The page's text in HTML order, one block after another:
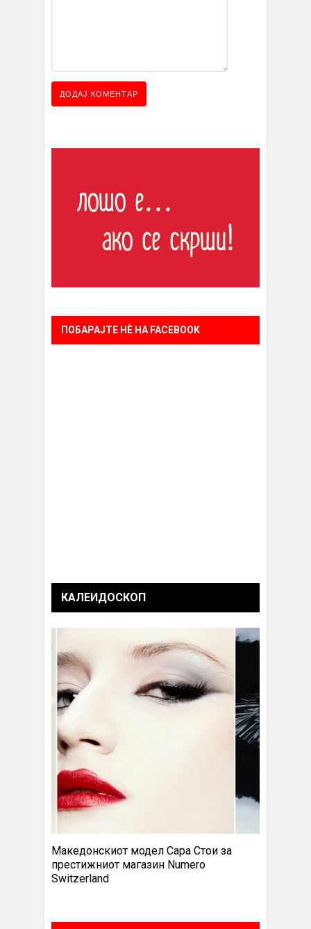
ПОБАРАЈТЕ НÈ НА FACEBOOK
КАЛЕИДОСКОП
Македонскиот модел Сара Стои за
престижниот магазин Numero
Switzerland